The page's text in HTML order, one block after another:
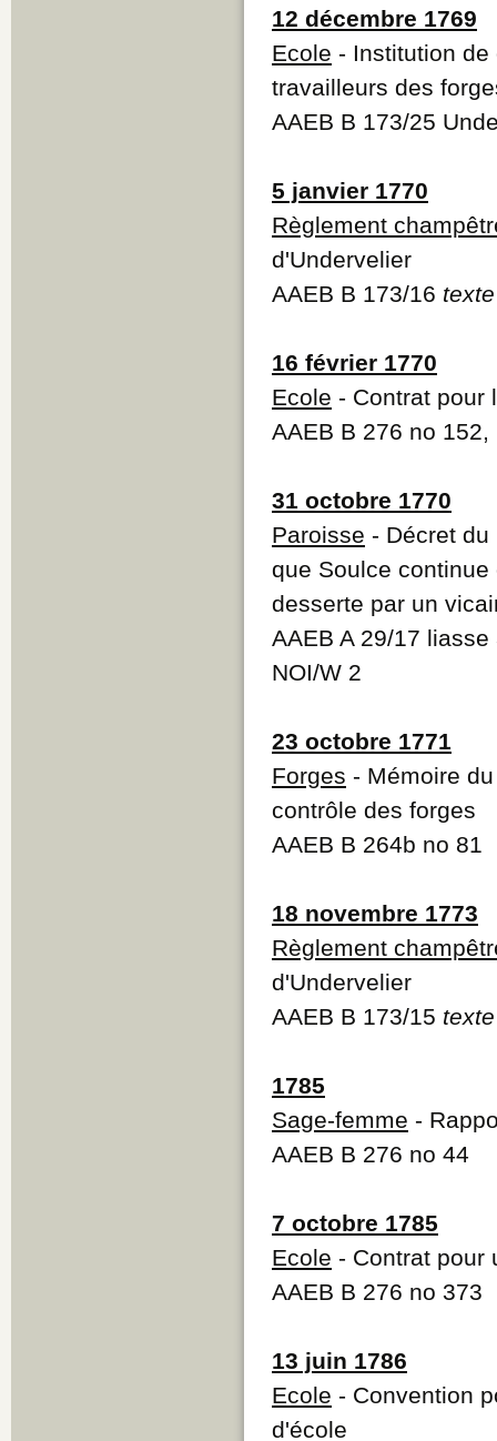
12 décembre 1769
Ecole - Institution
travailleurs des
AAEB B 173/25
5 janvier 1770
Règlement
d'Undervelier
AAEB B 173/16 texte
16 février 1770
Ecole - Contrat pour
AAEB B 276 no 152,
31 octobre 1770
Paroisse - Décret
que Soulce
desserte par un
AAEB A 29/17
NOI/W 2
23 octobre 1771
Forges - Mémoire
contrôle des forges
AAEB B 264b no 81
18 novembre 1773
Règlement
d'Undervelier
AAEB B 173/15 texte
1785
Sage-femme -
AAEB B 276 no 44
7 octobre 1785
Ecole - Contrat pour
AAEB B 276 no 373
13 juin 1786
Ecole - Convention
d'école